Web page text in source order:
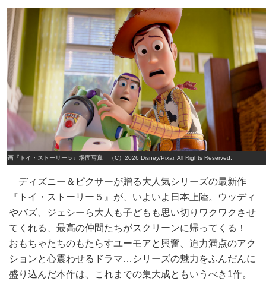
映画『トイ・ストーリー５』場面写真 （C）2026 Disney/Pixar. All Rights Reserved.
ディズニー＆ピクサーが贈る大人気シリーズの最新作
『トイ・ストーリー５』が、いよいよ日本上陸。ウッディ
やバズ、ジェシーら大人も子どもも思い切りワクワクさせ
てくれる、最高の仲間たちがスクリーンに帰ってくる！
おもちゃたちのもたらすユーモアと興奮、迫力満点のアク
ションと心震わせるドラマ…シリーズの魅力をふんだんに
盛り込んだ本作は、これまでの集大成ともいうべき1作。